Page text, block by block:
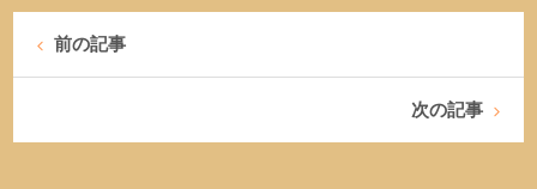
前の記事
次の記事